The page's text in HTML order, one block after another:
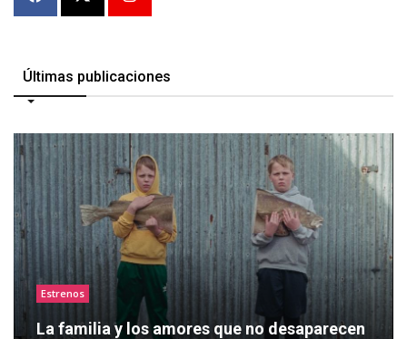
Últimas publicaciones
Estrenos
La familia y los amores que no desaparecen